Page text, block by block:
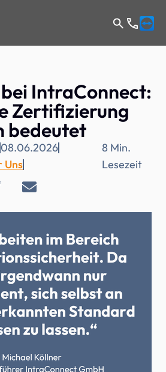
IntraConnect:
Zertifizierung
bedeutet
08.06.2026
Uns
8 Min.
Lesezeit